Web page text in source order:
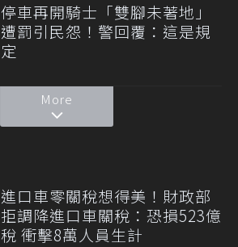
停車再開騎士「雙腳未著地」
遭罰引民怨！警回覆：這是規
定
More
進口車零關稅想得美！財政部
拒調降進口車關稅：恐損523億
稅 衝擊8萬人員生計